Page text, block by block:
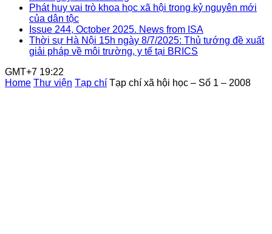
Phát huy vai trò khoa học xã hội trong kỷ nguyên mới
của dân tộc
Issue 244, October 2025. News from ISA
Thời sự Hà Nội 15h ngày 8/7/2025: Thủ tướng đề xuất
giải pháp về môi trường, y tế tại BRICS
GMT+7 19:22
Home Thư viện Tạp chí Tạp chí xã hội học – Số 1 – 2008